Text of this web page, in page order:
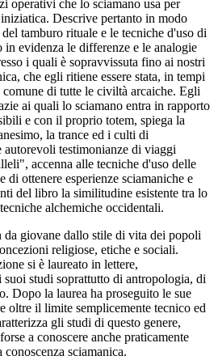
operativi che lo sciamano usa per
Descrive pertanto in modo
tamburo rituale e le tecniche d'uso di
in evidenza le differenze e le analogie
i quali è sopravvissuta fino ai nostri
che egli ritiene essere stata, in tempi
di tutte le civiltà arcaiche. Egli
ai quali lo sciamano entra in rapporto
e con il proprio totem, spiega la
la trance ed i culti di
autorevoli testimonianze di viaggi
accenna alle tecniche d'uso delle
di ottenere esperienze sciamaniche e
del libro la similitudine esistente tra lo
alchemiche occidentali.
giovane dallo stile di vita dei popoli
religiose, etiche e sociali.
si è laureato in lettere,
suoi studi soprattutto di antropologia, di
Dopo la laurea ha proseguito le sue
oltre il limite semplicemente tecnico ed
gli studi di questo genere,
a conoscere anche praticamente
sciamanica.